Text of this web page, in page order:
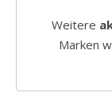
Weitere
Marken